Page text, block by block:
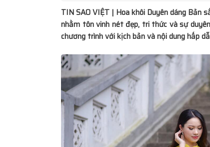
Khó
Di Sản Spiral: Từ Áo Dài Như Ký
Một Đời Sống Văn Hóa
Nhà Thiết Kế Sĩ Hoàng Lan Tỏa
Trong Thời Trang Trẻ Em Tại
Fashion Show
Lý do các bác sĩ ưu tiên thuốc
TIN SAO VIỆT | Hoa khôi Duyên dáng
nhằm tôn vinh nét đẹp, tri thức và sự
chương trình với kịch bản và nội dung hấp